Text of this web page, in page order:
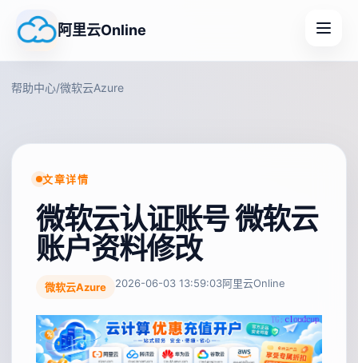
阿里云Online
帮助中心/微软云Azure
文章详情
微软云认证账号 微软云
账户资料修改
微软云Azure 2026-06-03 13:59:03阿里云Online